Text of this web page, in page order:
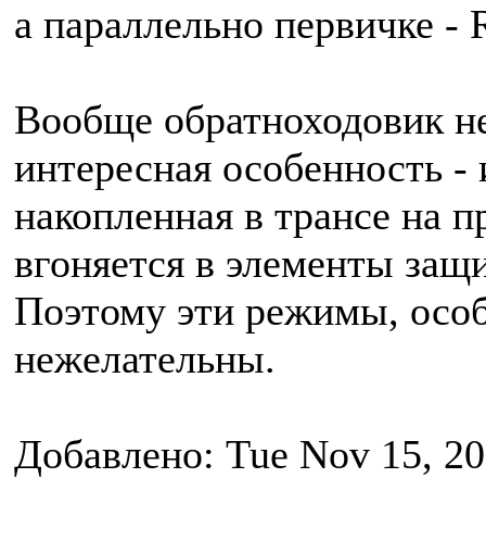
а параллельно первичке -
Вообще обратноходовик
интересная особенность
накопленная в трансе на
вгоняется в элементы
Поэтому эти режимы,
нежелательны.
Добавлено: Tue Nov 15,